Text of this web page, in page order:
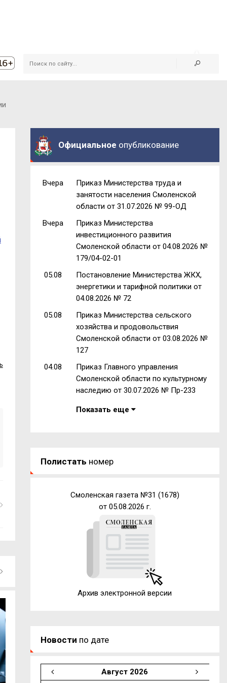
Официальное опубликование
Вчера
Приказ Министерства труда и
занятости населения Смоленской
области от 31.07.2026 № 99-ОД
Вчера
Приказ Министерства
инвестиционного развития
Смоленской области от 04.08.2026 №
179/04-02-01
05.08
Постановление Министерства ЖКХ,
энергетики и тарифной политики от
04.08.2026 № 72
05.08
Приказ Министерства сельского
хозяйства и продовольствия
Смоленской области от 03.08.2026 №
127
04.08
Приказ Главного управления
Смоленской области по культурному
наследию от 30.07.2026 № Пр-233
Показать еще
Полистать номер
Смоленская газета №31 (1678)
от 05.08.2026 г.
Архив электронной версии
Новости по дате
Август 2026